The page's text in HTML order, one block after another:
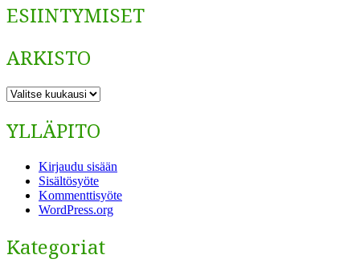
ESIINTYMISET
ARKISTO
ARKISTO
YLLÄPITO
Kirjaudu sisään
Sisältösyöte
Kommenttisyöte
WordPress.org
Kategoriat